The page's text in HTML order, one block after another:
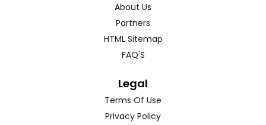
About Us
Partners
HTML Sitemap
FAQ'S
Legal
Terms Of Use
Privacy Policy